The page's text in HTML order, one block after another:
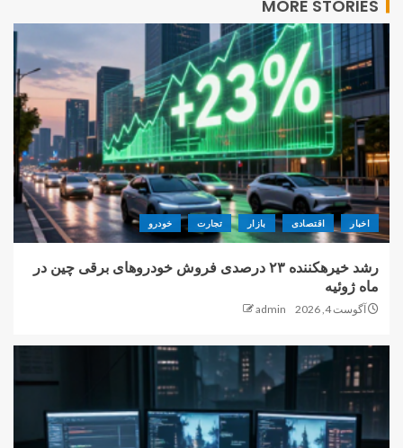
MORE STORIES
اخبار اقتصادی بازار تجارت خودرو
رشد خیرهکننده ۲۳ درصدی فروش خودروهای برقی چین در
ماه ژوئیه
آگوست 4, 2026 admin